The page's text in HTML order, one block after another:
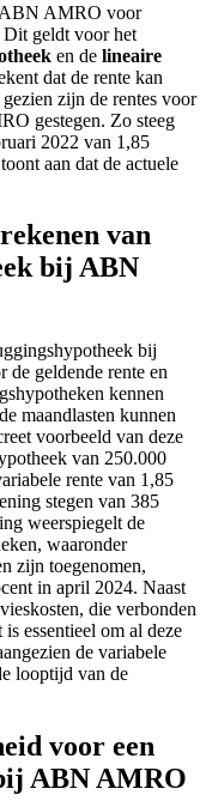
ABN AMRO voor
Dit geldt voor het
en de lineaire
dat de rente kan
zijn de rentes voor
gestegen. Zo steeg
2022 van 1,85
aan dat de actuele
van
bij ABN
bij
geldende rente en
kennen
maandlasten kunnen
voorbeeld van deze
van 250.000
rente van 1,85
stegen van 385
weerspiegelt de
waaronder
zijn toegenomen,
in april 2024. Naast
die verbonden
essentieel om al deze
de variabele
looptijd van de
voor een
ABN AMRO